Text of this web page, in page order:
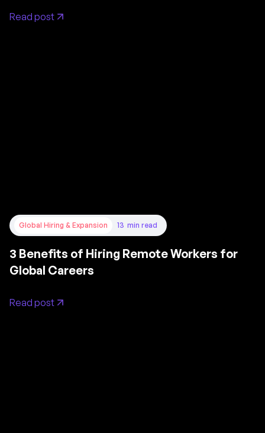
Read post
Global Hiring & Expansion 13 min read
3 Benefits of Hiring Remote Workers for
Global Careers
Read post